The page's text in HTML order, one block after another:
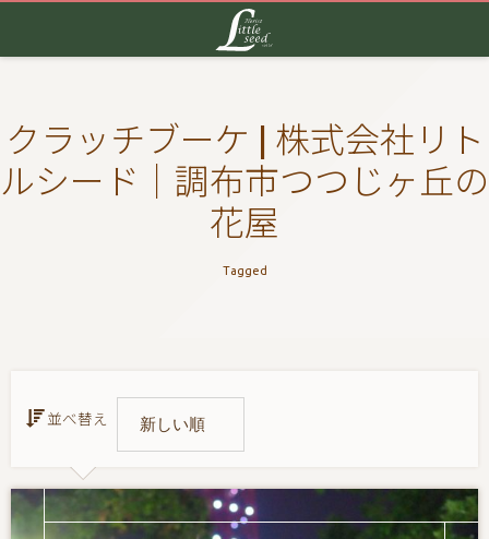
クラッチブーケ | 株式会社リト
ルシード｜調布市つつじヶ丘の
花屋
Tagged
並べ替え